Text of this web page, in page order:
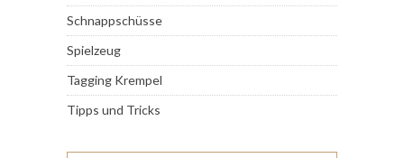
Schnappschüsse
Spielzeug
Tagging Krempel
Tipps und Tricks